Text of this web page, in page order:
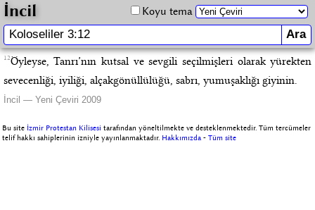
İncil Koyu tema
12Öyleyse, Tanrı’nın kutsal ve sevgili seçilmişleri olarak yürekten
sevecenliği, iyiliği, alçakgönüllülüğü, sabrı, yumuşaklığı giyinin.
İncil — Yeni Çeviri 2009
Bu site İzmir Protestan Kilisesi tarafından yöneltilmekte ve desteklenmektedir. Tüm tercümeler
telif hakkı sahiplerinin izniyle yayınlanmaktadır. Hakkımızda -Tüm site